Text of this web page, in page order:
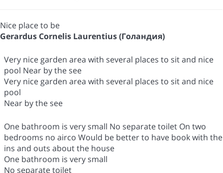
Nice place to be
Gerardus Cornelis Laurentius (Голандия)
Very nice garden area with several places to sit and nice
pool Near by the see
Very nice garden area with several places to sit and nice
pool
Near by the see
One bathroom is very small No separate toilet On two
bedrooms no airco Would be better to have book with the
ins and outs about the house
One bathroom is very small
No separate toilet